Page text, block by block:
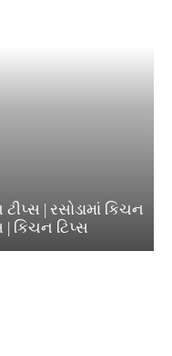
| રસોડામાં કિચન
| કિચન ટિપ્સ